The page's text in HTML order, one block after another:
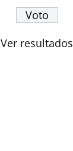
Ver resultados